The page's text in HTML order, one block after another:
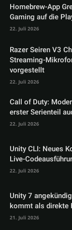
Homebrew-App
Gaming auf die
22. Juli 2026
Razer Seiren V3
Streaming-
vorgestellt
22. Juli 2026
Call of Duty:
erster Serienteil
22. Juli 2026
Unity CLI: Neues
Live-
22. Juli 2026
Unity 7
kommt als direkte
21. Juli 2026